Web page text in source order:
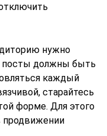
нужно
посты должны быть
каждый
старайтесь
форме. Для этого
продвижении